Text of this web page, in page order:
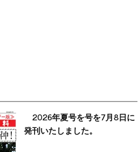
2026年夏号を号を7月8日に
発刊いたしました。